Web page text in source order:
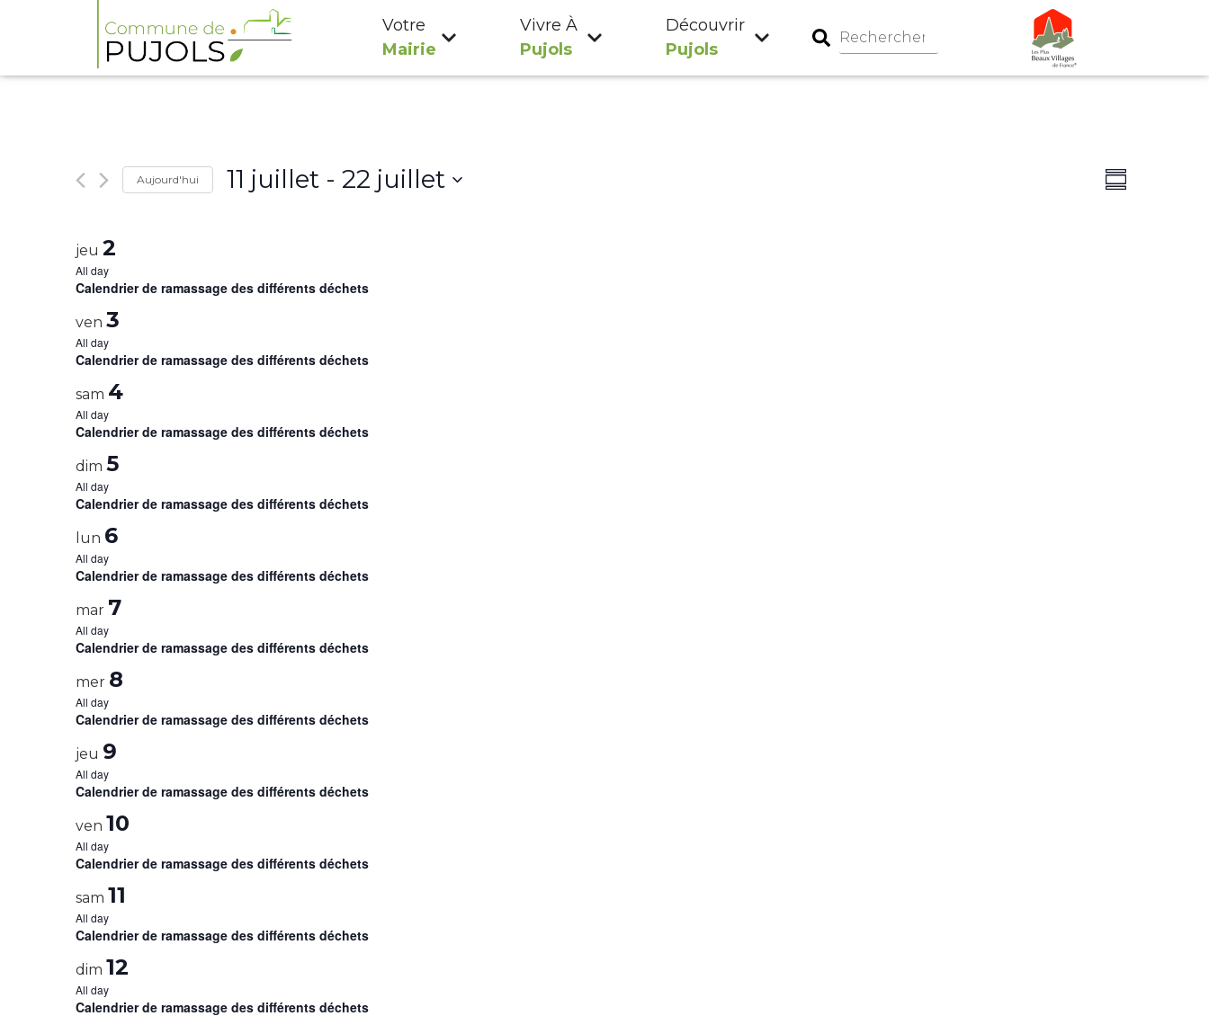
Votre
Mairie
Vivre À
Pujols
Découvrir
Pujols
Navigation
par
de
Summary
Aujourd'hui 11 juillet - 22 juillet
jeu 2
All day
Calendrier de ramassage des différents déchets
ven 3
All day
Calendrier de ramassage des différents déchets
sam 4
All day
Calendrier de ramassage des différents déchets
dim 5
All day
Calendrier de ramassage des différents déchets
lun 6
All day
Calendrier de ramassage des différents déchets
mar 7
All day
Calendrier de ramassage des différents déchets
mer 8
All day
Calendrier de ramassage des différents déchets
jeu 9
All day
Calendrier de ramassage des différents déchets
ven 10
All day
Calendrier de ramassage des différents déchets
sam 11
All day
Calendrier de ramassage des différents déchets
dim 12
All day
Calendrier de ramassage des différents déchets